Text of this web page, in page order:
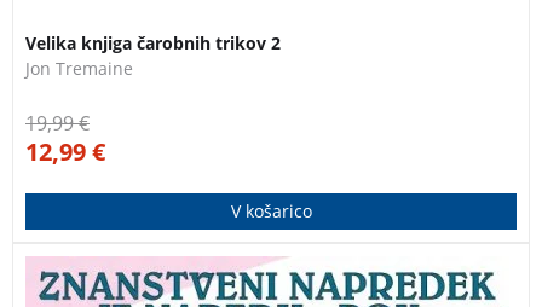
Velika knjiga čarobnih trikov 2
Jon Tremaine
19,99€
12,99€
V košarico
Nova knjiga zbranih stripov o dogodivščinah Calvina